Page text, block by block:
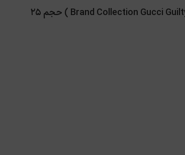
عطر ادکلن مردانه گوچی گیلتی ابسولوت برند کالکشن ( Brand Collection Gucci Guilty Absolute ) حجم 25